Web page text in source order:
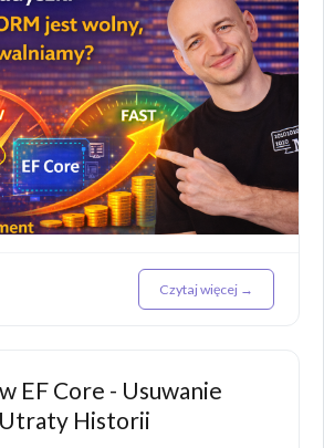
Czytaj więcej →
EF Core - Usuwanie
Historii